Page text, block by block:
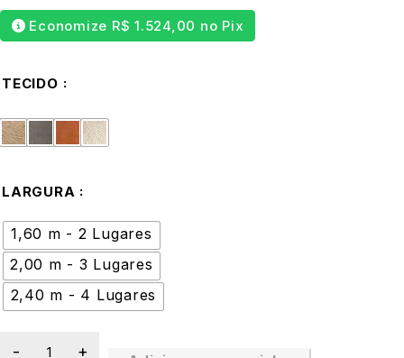
Economize R$ 1.524,00 no Pix
TECIDO
LARGURA
1,60 m - 2 Lugares
2,00 m - 3 Lugares
2,40 m - 4 Lugares